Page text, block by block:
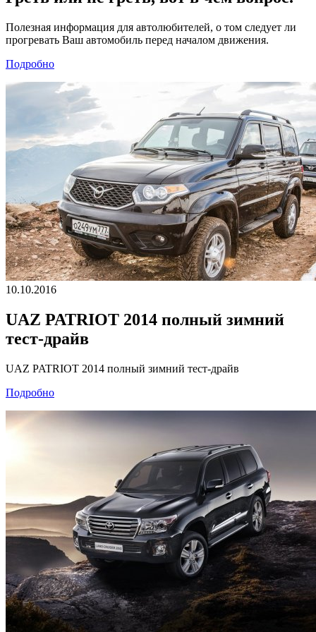
Полезная информация для автолюбителей, о том следует ли
прогревать Ваш автомобиль перед началом движения.
Подробно
10.10.2016
UAZ PATRIOT 2014 полный зимний
тест-драйв
UAZ PATRIOT 2014 полный зимний тест-драйв
Подробно